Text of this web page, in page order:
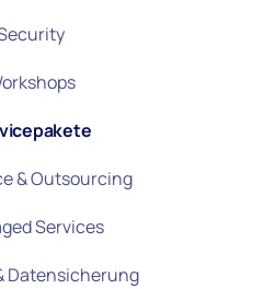
& Outsourcing
Services
Datensicherung